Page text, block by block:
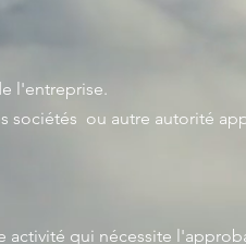
l'entreprise.
sociétés ou autre autorité
activité qui nécessite